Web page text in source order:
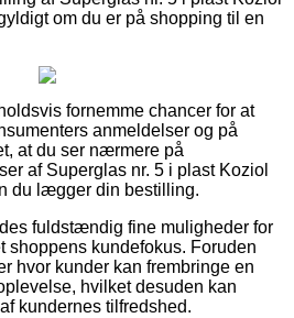
om du er på shopping til en
fornemme chancer for at
anmeldelser og på
at du ser nærmere på
af Superglas nr. 5 i plast Koziol
du lægger din bestilling.
fuldstændig fine muligheder for
shoppens kundefokus. Foruden
hvor kunder kan frembringe en
hvilket desuden kan
kundernes tilfredshed.